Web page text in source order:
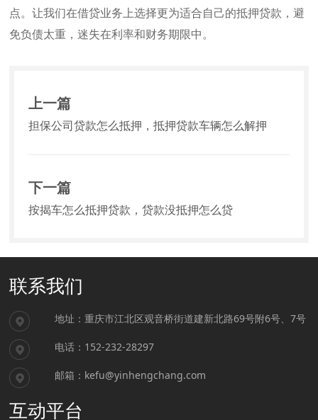
点。让我们在借贷业务上选择更为适合自己的抵押贷款，避
免负债太重，迷失在利率和财务期限中。
上一篇
担保公司贷款怎么抵押，抵押贷款车辆怎么解押
下一篇
按揭车怎么抵押贷款，贷款没抵押怎么贷
联系我们
地址：重庆市江北区观音桥街道建新北路69号附6号、7号
电话：152-232-28297
邮箱：kefu@yinhengchang.com
互动平台